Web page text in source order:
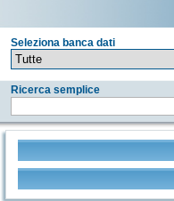
Seleziona banca dati
Ricerca semplice